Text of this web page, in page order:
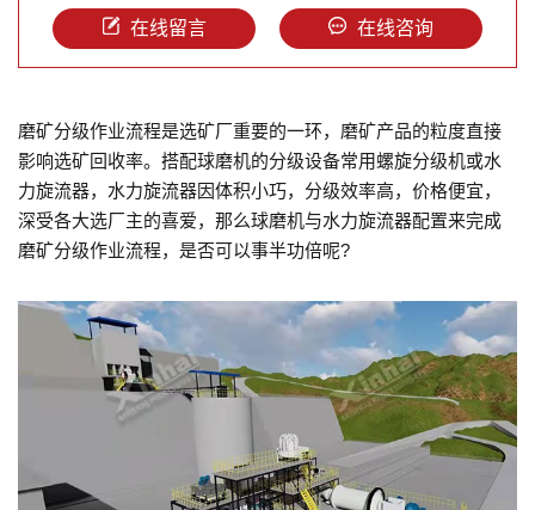
在线留言 在线咨询
磨矿分级作业流程是选矿厂重要的一环，磨矿产品的粒度直接
影响选矿回收率。搭配球磨机的分级设备常用螺旋分级机或水
力旋流器，水力旋流器因体积小巧，分级效率高，价格便宜，
深受各大选厂主的喜爱，那么球磨机与水力旋流器配置来完成
磨矿分级作业流程，是否可以事半功倍呢?